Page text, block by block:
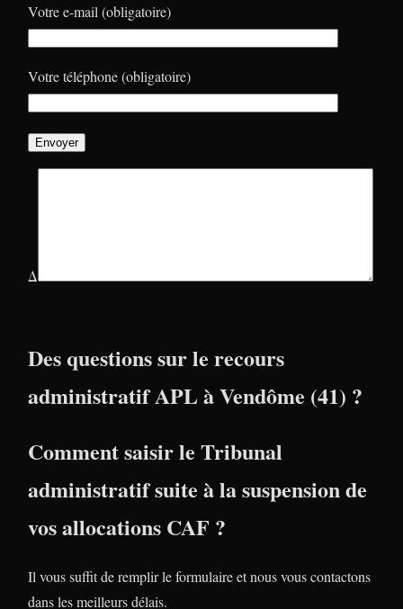
Votre e-mail (obligatoire)
Votre téléphone (obligatoire)
Δ
Des questions sur le recours
administratif APL à Vendôme (41) ?
Comment saisir le Tribunal
administratif suite à la suspension de
vos allocations CAF ?
Il vous suffit de remplir le formulaire et nous vous contactons
dans les meilleurs délais.